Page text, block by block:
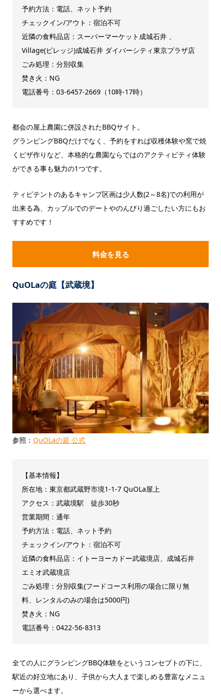
予約方法：電話、ネット予約
チェックイン/アウト：宿泊不可
近隣の食料品店：スーパーマーケット成城石井 、
Village(ビレッジ)成城石井 ダイバーシティ東京プラザ店
ごみ処理：分別収集
焚き火：NG
電話番号：03-6457-2669（10時-17時）
都会の屋上農園に併設されたBBQサイト。
グランピングBBQだけでなく、予約をすれば収穫体験や窯で焼
くピザ作りなど、本格的な農園ならではのアクティビティ体験
ができる事も魅力の1つです。
ティピテントのあるキャンプ区画は少人数(2～8名)での利用が
出来る為、カップルでのデートやのんびり過ごしたい方にもお
すすめです！
料金を見る
QuOLaの庭【武蔵境】
参照： QuOLaの庭 公式
【基本情報】
所在地：東京都武蔵野市境1-1-7 QuOLa屋上
アクセス：武蔵境駅 徒歩30秒
営業期間：通年
予約方法：電話、ネット予約
チェックイン/アウト：宿泊不可
近隣の食料品店：イトーヨーカドー武蔵境店、成城石井
エミオ武蔵境店
ごみ処理：分別収集(フードコース利用の場合に限り無
料、レンタルのみの場合は5000円)
焚き火：NG
電話番号：0422-56-8313
全ての人にグランピングBBQ体験をというコンセプトの下に、
駅近の好立地にあり、子供から大人まで楽しめる豊富なメニュ
ーから選べます。